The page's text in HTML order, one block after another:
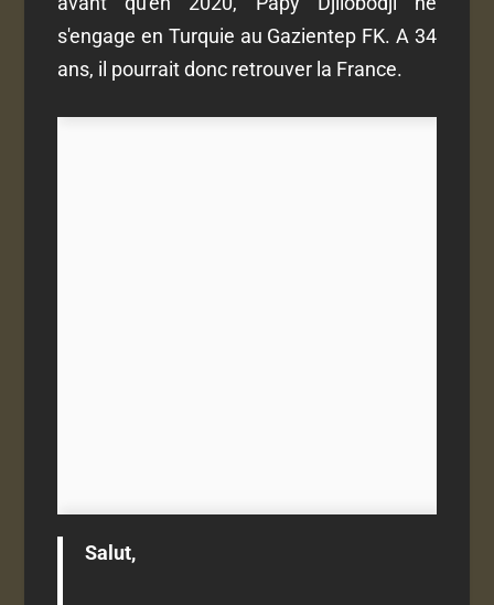
s'engage en Turquie au Gazientep FK. A 34
ans, il pourrait donc retrouver la France.
Salut,